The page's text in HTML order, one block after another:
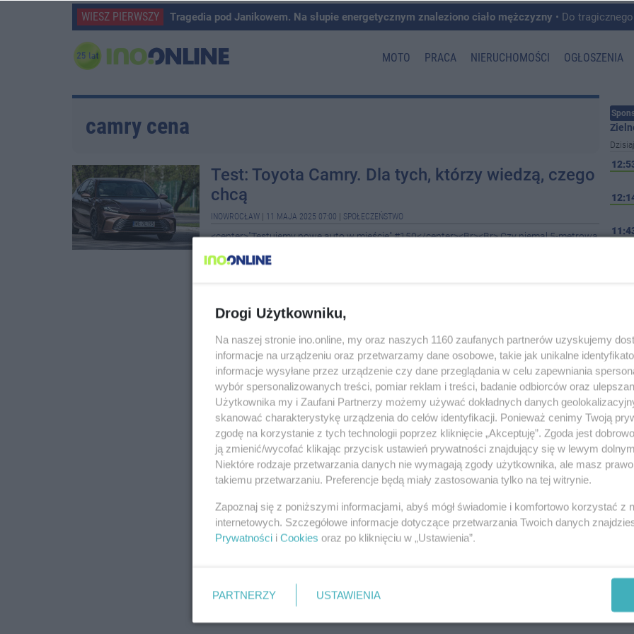
WIESZ PIERWSZY Tragedia pod Janikowem. Na słupie energetycznym znaleziono ciało mężczyzny • Do tragicznego zdarzenia doszło
MOTO PRACA NIERUCHOMOŚCI OGŁOSZENIA
camry cena
Test: Toyota Camry. Dla tych, którzy wiedzą, czego
chcą
INOWROCŁAW 11 MAJA 2025 07:00 SPOŁECZEŃSTWO
<center>"Testujemy nowe auto w mieście" #150</center><Br><Br> Czy niemal 5-metrowa
paliwa na setkę? Jeśli na tylnej klapie ma napis "Camry", to jak najb...
Dzisiaj
12:42
Drogi Użytkowniku,
Na naszej stronie ino.online, my oraz naszych 1160 zaufanych partnerów uzyskujemy
informacje na urządzeniu oraz przetwarzamy dane osobowe, takie jak unikalne
informacje wysyłane przez urządzenie czy dane przeglądania w celu zapewniania
wybór spersonalizowanych treści, pomiar reklam i treści, badanie odbiorców oraz
Użytkownika my i Zaufani Partnerzy możemy używać dokładnych danych
skanować charakterystykę urządzenia do celów identyfikacji. Ponieważ cenimy Twoją
zgodę na korzystanie z tych technologii poprzez kliknięcie „Akceptuję”. Zgoda jest
ją zmienić/wycofać klikając przycisk ustawień prywatności znajdujący się w lewym
Niektóre rodzaje przetwarzania danych nie wymagają zgody użytkownika, ale masz
takiemu przetwarzaniu. Preferencje będą miały zastosowania tylko na tej witrynie.
Zapoznaj się z poniższymi informacjami, abyś mógł świadomie i komfortowo korzystać z
internetowych. Szczegółowe informacje dotyczące przetwarzania Twoich danych
Prywatności i Cookies oraz po kliknięciu w „Ustawienia”.
PARTNERZY USTAWIENIA